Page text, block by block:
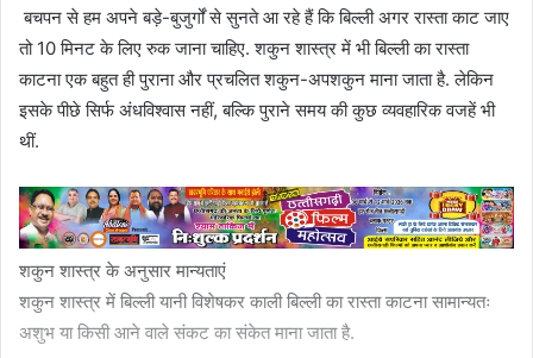
बचपन से हम अपने बड़े-बुजुर्गों से सुनते आ रहे हैं कि बिल्ली अगर रास्ता काट जाए
तो 10 मिनट के लिए रुक जाना चाहिए. शकुन शास्त्र में भी बिल्ली का रास्ता
काटना एक बहुत ही पुराना और प्रचलित शकुन-अपशकुन माना जाता है. लेकिन
इसके पीछे सिर्फ अंधविश्वास नहीं, बल्कि पुराने समय की कुछ व्यवहारिक वजहें भी
थीं.
शकुन शास्त्र के अनुसार मान्यताएं
शकुन शास्त्र में बिल्ली यानी विशेषकर काली बिल्ली का रास्ता काटना सामान्यतः
अशुभ या किसी आने वाले संकट का संकेत माना जाता है.